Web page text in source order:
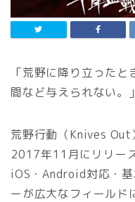
「荒野に降り立った
間など与えられない。」
荒野行動（Knives
2017年11月にリリー
iOS・Android対応・
ーが広大なフィールド